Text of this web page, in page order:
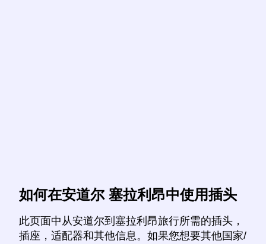
如何在安道尔 塞拉利昂中使用插头
此页面中从安道尔到塞拉利昂旅行所需的插头，
插座，适配器和其他信息。如果您想要其他国家/